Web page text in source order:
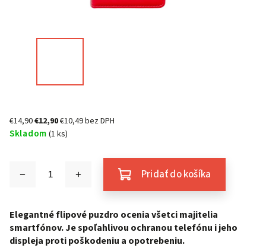
€14,90€12,90€10,49 bez DPH
Skladom (1 ks)
Pridať do košíka
Elegantné flipové puzdro ocenia všetci majitelia
smartfónov. Je spoľahlivou ochranou telefónu i jeho
displeja proti poškodeniu a opotrebeniu.